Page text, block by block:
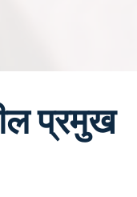
प्रमुख